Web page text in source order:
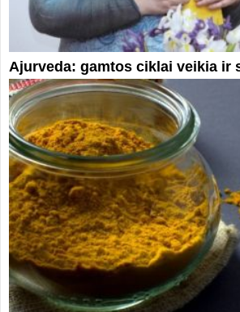
Ajurveda: gamtos ciklai veikia ir